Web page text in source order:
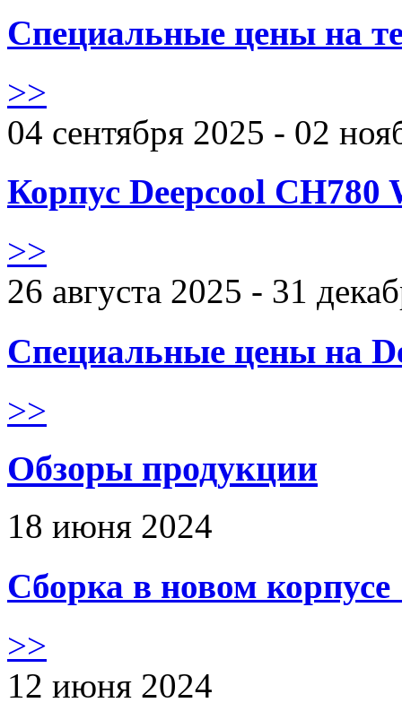
Специальные цены на
>>
04 сентября 2025 - 02
Корпус Deepcool CH780
>>
26 августа 2025 - 31
Специальные цены на
>>
Обзоры продукции
18 июня 2024
Сборка в новом
>>
12 июня 2024